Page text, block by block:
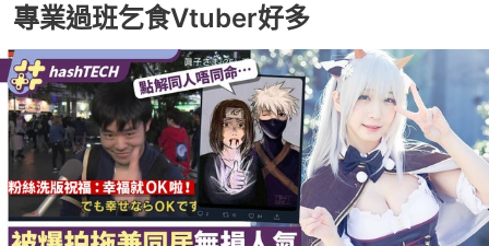
專業過班乞食Vtuber好多